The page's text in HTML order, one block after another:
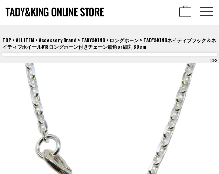
TOP > ALL ITEM > Accessory Brand > TADY&KING > ロングホーン > TADY&KINGネイティブフック＆ネ
イティブホイールK18ロングホーン付きチェーン細角or細丸 60cm